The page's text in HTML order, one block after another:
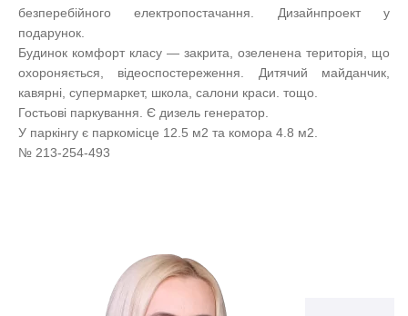
безперебійного електропостачання. Дизайнпроект у
подарунок.
Будинок комфорт класу — закрита, озеленена територія, що
охороняється, відеоспостереження. Дитячий майданчик,
кавярні, супермаркет, школа, салони краси. тощо.
Гостьові паркування. Є дизель генератор.
У паркінгу є паркомісце 12.5 м2 та комора 4.8 м2.
№ 213-254-493